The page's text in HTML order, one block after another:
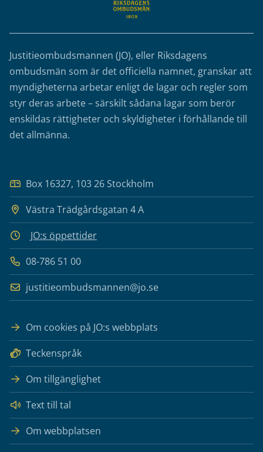
Justitieombudsmannen (JO), eller Riksdagens
ombudsmän som är det officiella namnet, granskar att
myndigheterna arbetar enligt de lagar och regler som
styr deras arbete – särskilt sådana lagar som berör
enskildas rättigheter och skyldigheter i förhållande till
det allmänna.
Box 16327, 103 26 Stockholm
Västra Trädgårdsgatan 4 A
JO:s öppettider
08-786 51 00
justitieombudsmannen@jo.se
Om cookies på JO:s webbplats
Teckenspråk
Om tillgänglighet
Text till tal
Om webbplatsen